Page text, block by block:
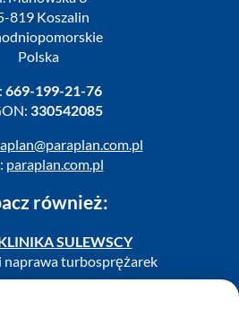
819 Koszalin
Polska
669-199-21-76
330542085
paraplan.com.pl
również:
SULEWSCY
naprawa turbosprężarek